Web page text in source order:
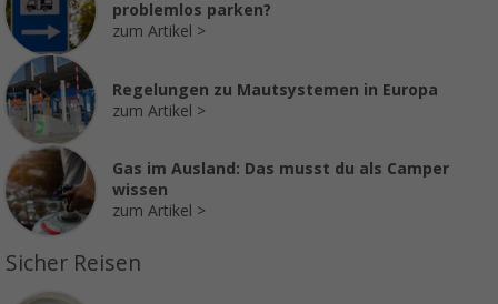
problemlos parken?
zum Artikel
Regelungen zu Mautsystemen in Europa
zum Artikel
Gas im Ausland: Das musst du als Camper
wissen
zum Artikel
Sicher Reisen